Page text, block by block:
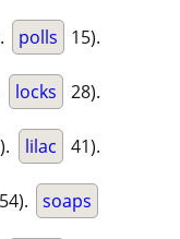
polls 15).
locks 28).
lilac 41).
54). soaps